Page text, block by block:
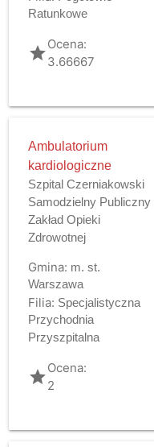
Ratunkowe
gradeOcena:
3.66667
Ambulatorium
kardiologiczne
Szpital Czerniakowski
Samodzielny Publiczny
Zakład Opieki
Zdrowotnej
Gmina: m. st.
Warszawa
Filia: Specjalistyczna
Przychodnia
Przyszpitalna
gradeOcena:
2